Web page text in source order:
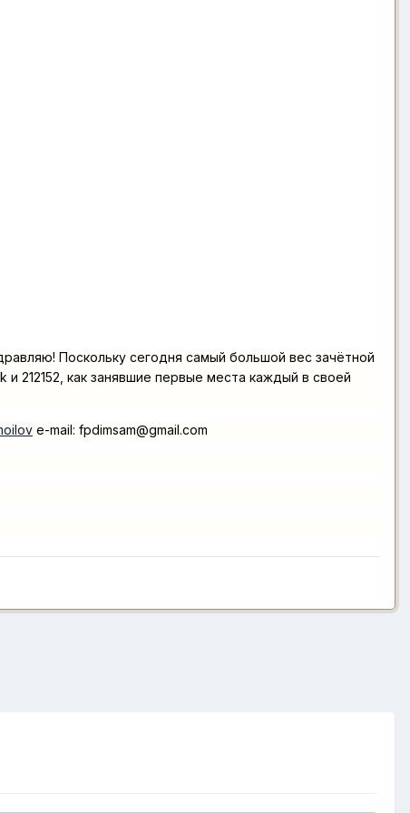
Поскольку сегодня самый большой вес зачётной
и 212152, как занявшие первые места каждый в своей
e-mail: fpdimsam@gmail.com